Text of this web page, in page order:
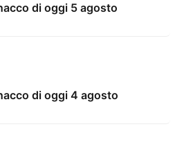
di oggi 5 agosto
di oggi 4 agosto